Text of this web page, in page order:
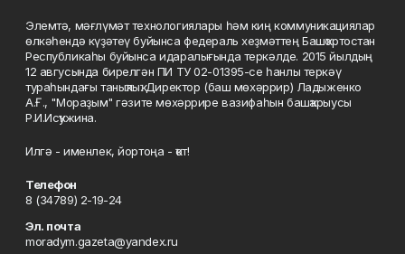
Элемтә, мәғлүмәт технологиялары һәм киң коммуникациялар
өлкәһендә күҙәтеү буйынса федераль хеҙмәттең Башҡортостан
Республикаһы буйынса идаралығында теркәлде. 2015 йылдың
12 авгусында бирелгән ПИ ТУ 02-01395-се һанлы теркәү
тураһындағы таныҡлыҡ. Директор (баш мөхәррир) Ладыженко
А.Ғ., "Мораҙым" гәзите мөхәррире вазифаһын башҡарыусы
Р.И.Исҡужина.
Илгә - именлек, йортоңа - ҡот!
Телефон
8 (34789) 2-19-24
Эл. почта
moradym.gazeta@yandex.ru